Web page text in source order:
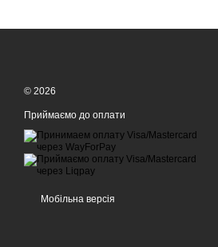
© 2026
Приймаємо до оплати
Мобільна версія